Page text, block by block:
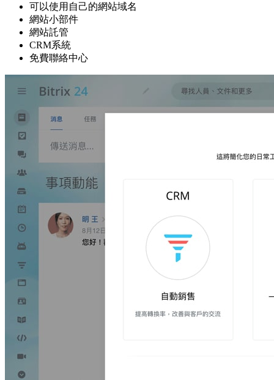
可以使用自己的網站域名
網站小部件
網站託管
CRM系統
免費聯絡中心